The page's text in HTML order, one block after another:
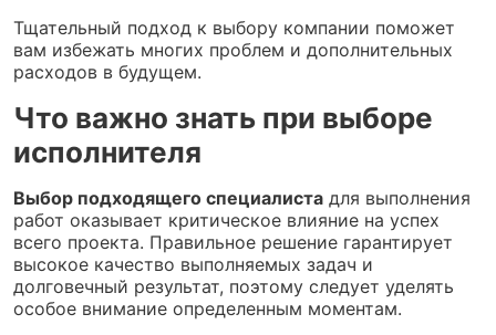
Тщательный подход к выбору компании поможет
вам избежать многих проблем и дополнительных
расходов в будущем.
Что важно знать при выборе
исполнителя
Выбор подходящего специалиста для выполнения
работ оказывает критическое влияние на успех
всего проекта. Правильное решение гарантирует
высокое качество выполняемых задач и
долговечный результат, поэтому следует уделять
особое внимание определенным моментам.